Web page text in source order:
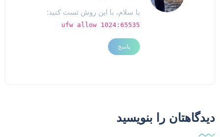
با سلام، با این روش تست کنید:
ufw allow 1024:65535
پاسخ
را بنویسید